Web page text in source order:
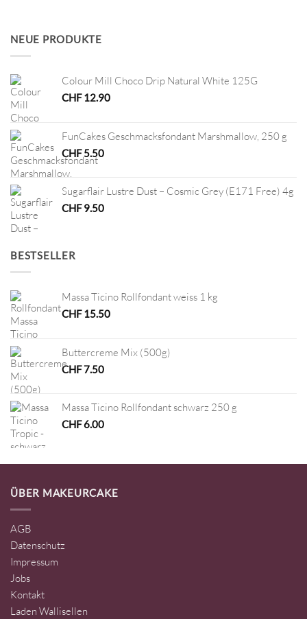
NEUE PRODUKTE
Colour Mill Choco Drip Natural White 125G
CHF12.90
FunCakes Geschmacksfondant Marshmallow, 250 g
CHF5.50
Sugarflair Lustre Dust – Cosmic Grey (E171 Free) 4g
CHF9.50
BESTSELLER
Massa Ticino Rollfondant weiss 1 kg
CHF15.50
Buttercreme Mix (500g)
CHF7.50
Massa Ticino Rollfondant schwarz 250 g
CHF6.00
ÜBER MAKEURCAKE
AGB
Datenschutz
Impressum
Jobs
Kontakt
Laden Wallisellen